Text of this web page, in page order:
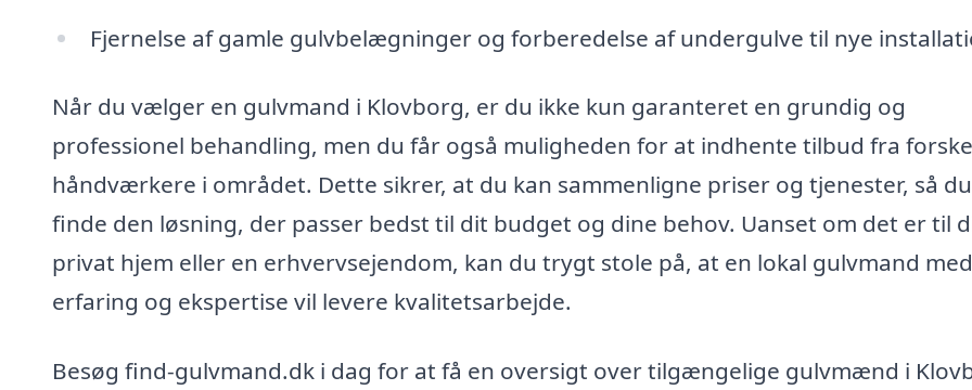
Fjernelse af gamle gulvbelægninger og forberedelse af undergulve til nye
Når du vælger en gulvmand i Klovborg, er du ikke kun garanteret en grundig og
professionel behandling, men du får også muligheden for at indhente tilbud fra
håndværkere i området. Dette sikrer, at du kan sammenligne priser og tjenester, så
finde den løsning, der passer bedst til dit budget og dine behov. Uanset om det er til
privat hjem eller en erhvervsejendom, kan du trygt stole på, at en lokal gulvmand med
erfaring og ekspertise vil levere kvalitetsarbejde.
Besøg find-gulvmand.dk i dag for at få en oversigt over tilgængelige gulvmænd i